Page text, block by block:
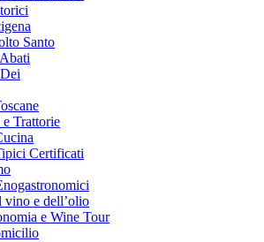
Santo
Trattorie
Certificati
vino e dell’olio
e Wine Tour